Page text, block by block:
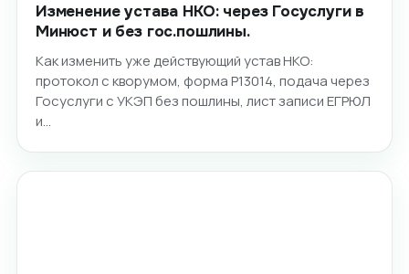
Изменение устава НКО: через Госуслуги в
Минюст и без гос.пошлины.
Как изменить уже действующий устав НКО:
протокол с кворумом, форма Р13014, подача через
Госуслуги с УКЭП без пошлины, лист записи ЕГРЮЛ
и…